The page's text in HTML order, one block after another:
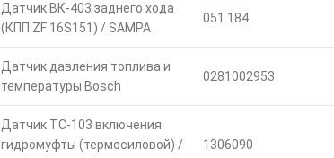
Датчик ВК-403 заднего хода
(КПП ZF 16S151) / SAMPA
051.184
Датчик давления топлива и
температуры Bosch
0281002953
Датчик ТС-103 включения
гидромуфты (термосиловой) /
1306090